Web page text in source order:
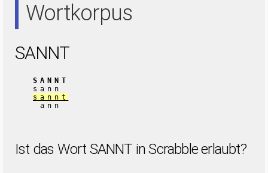
Wortkorpus
SANNT
SANNT
sann
sannt
ann
Ist das Wort SANNT in Scrabble erlaubt?